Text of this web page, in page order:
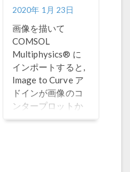
2020年 1月 23日
画像を描いて
COMSOL
Multiphysics® に
インポートすると,
Image to Curve ア
ドインが画像のコ
ンタープロットか
ら補間曲線を作成